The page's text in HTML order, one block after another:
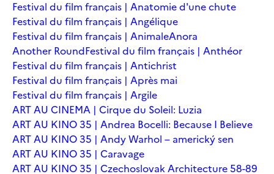
Festival du film français | Anatomie d'une chute
Festival du film français | Angélique
Festival du film français | AnimaleAnora
Another RoundFestival du film français | Anthéor
Festival du film français | Antichrist
Festival du film français | Après mai
Festival du film français | Argile
ART AU CINEMA | Cirque du Soleil: Luzia
ART AU KINO 35 | Andrea Bocelli: Because I Believe
ART AU KINO 35 | Andy Warhol – americký sen
ART AU KINO 35 | Caravage
ART AU KINO 35 | Czechoslovak Architecture 58-89